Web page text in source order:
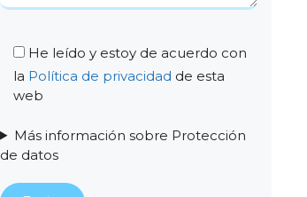
He leído y estoy de acuerdo con
la Política de privacidad de esta
web
Más información sobre Protección
de datos